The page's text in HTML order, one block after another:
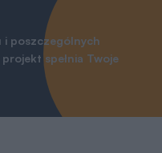
i poszczególnych
spełnia Twoje